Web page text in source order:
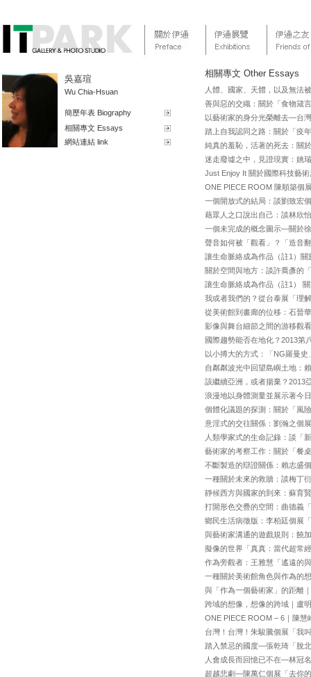
吳嘉瑄
Wu Chia-Hsuan
簡歷年表 Biography
相關專文 Essays
網站連結 link
相關專文 Other Essays
人體、國家、天體，以及無法
善與惡的交織：關於「食物箴
以藝術家的身分光榮離去—台
踏上自我認同之路：關於「疫
純真的羞恥，活著的死去：關
迷走廢墟之中，見證現實：姚
Just Enjoy It 關於國際科技藝
ONE PIECE ROOM 陳順築個
一個開放式的結局：談劉致宏
藉眾人之口說出自己：談林欣
一個未完成的概念圖示—關於
聲音如何被「觀看」？「造音
讓生命脈絡成為作品（註1）
關於空間與地方：談許喬彥的
讓生命脈絡成為作品（註1）
我或者我們的？從台泰展「理
從美術館到畫廊的位移：石晉
影像與舞台細節之間的游移觀
國際趨勢能否在地化？2013第
以小搏大的方式：「NG羅曼
自粼粼波光中回望島嶼土地：
該繼續亞洲，或者揚棄？2013
浪漫地以身體測量並展示著今
個體化議題的探測：關於「風
意淫式的交往關係：劉瀚之個
人類學家式的生命記錄：談「
藝術家的考察工作：關於「餐
不斷製造的辯證關係：賴志盛
一種關於未來的救贖：談梅丁
靜候西方與國家的到來：蘇育
打開形色交疊的空間：曲德義
鄉民生活病徵版：李柏廷個展
與藝術家溝通的遊戲規則：饒
擬像的世界「真真：當代超常
作為旁觀者：王雅慧「遙遠的
一種關於美術館角色與作為的
與「作為一個藝術家」的距離
跨域的想像，想像的跨域｜盧
ONE PIECE ROOM – 6｜陳慧
台灣！台灣！朱駿騰個展「我
踏入禁忌的國度—張乾琦「脫
人會成長而回憶已不在—林冠
超越悲劇—陳萬仁個展「去你